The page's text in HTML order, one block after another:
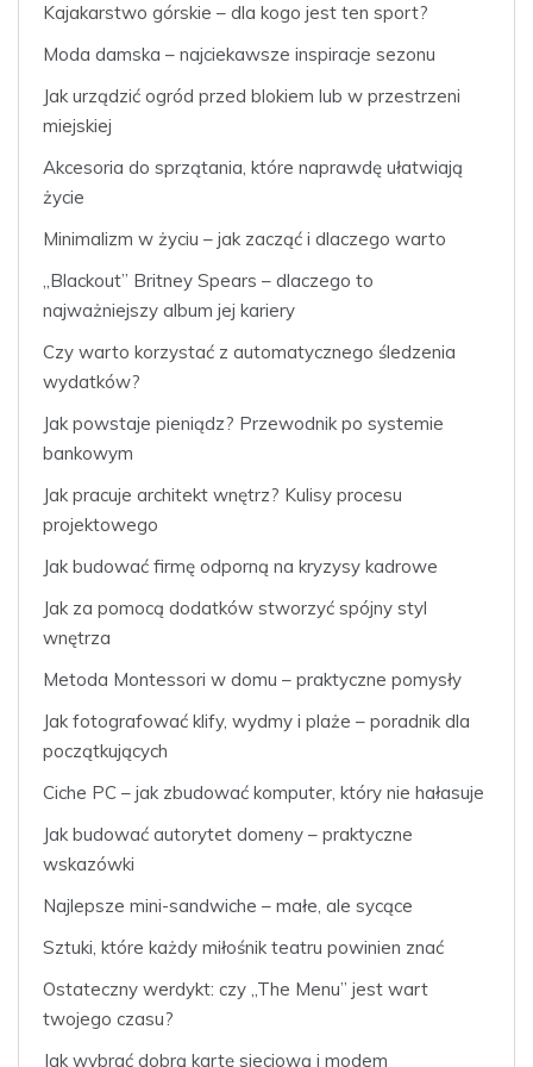
Kajakarstwo górskie – dla kogo jest ten sport?
Moda damska – najciekawsze inspiracje sezonu
Jak urządzić ogród przed blokiem lub w przestrzeni
miejskiej
Akcesoria do sprzątania, które naprawdę ułatwiają
życie
Minimalizm w życiu – jak zacząć i dlaczego warto
„Blackout” Britney Spears – dlaczego to
najważniejszy album jej kariery
Czy warto korzystać z automatycznego śledzenia
wydatków?
Jak powstaje pieniądz? Przewodnik po systemie
bankowym
Jak pracuje architekt wnętrz? Kulisy procesu
projektowego
Jak budować firmę odporną na kryzysy kadrowe
Jak za pomocą dodatków stworzyć spójny styl
wnętrza
Metoda Montessori w domu – praktyczne pomysły
Jak fotografować klify, wydmy i plaże – poradnik dla
początkujących
Ciche PC – jak zbudować komputer, który nie hałasuje
Jak budować autorytet domeny – praktyczne
wskazówki
Najlepsze mini-sandwiche – małe, ale sycące
Sztuki, które każdy miłośnik teatru powinien znać
Ostateczny werdykt: czy „The Menu” jest wart
twojego czasu?
Jak wybrać dobrą kartę sieciową i modem